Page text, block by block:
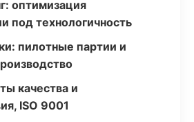
оптимизация
под технологичность
пилотные партии и
качества и
ISO 9001